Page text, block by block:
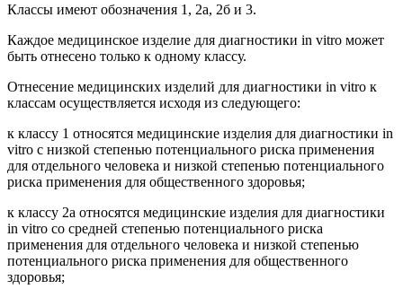
Классы имеют обозначения 1, 2а, 2б и 3.
Каждое медицинское изделие для диагностики in vitro может
быть отнесено только к одному классу.
Отнесение медицинских изделий для диагностики in vitro к
классам осуществляется исходя из следующего:
к классу 1 относятся медицинские изделия для диагностики in
vitro с низкой степенью потенциального риска применения
для отдельного человека и низкой степенью потенциального
риска применения для общественного здоровья;
к классу 2а относятся медицинские изделия для диагностики
in vitro со средней степенью потенциального риска
применения для отдельного человека и низкой степенью
потенциального риска применения для общественного
здоровья;